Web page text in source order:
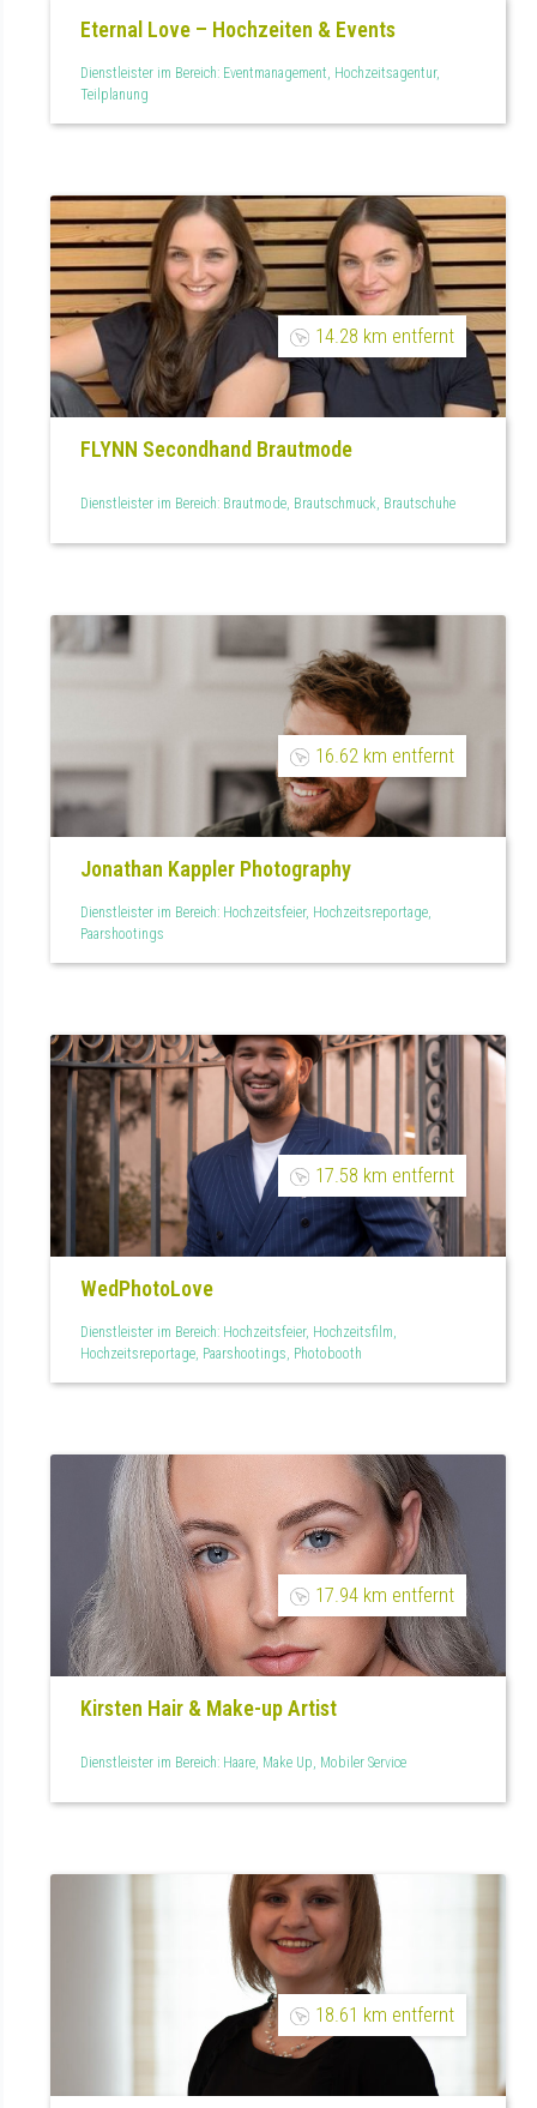
Eternal Love – Hochzeiten & Events
Dienstleister im Bereich: Eventmanagement, Hochzeitsagentur,
Teilplanung
14.28 km entfernt
FLYNN Secondhand Brautmode
Dienstleister im Bereich: Brautmode, Brautschmuck, Brautschuhe
16.62 km entfernt
Jonathan Kappler Photography
Dienstleister im Bereich: Hochzeitsfeier, Hochzeitsreportage,
Paarshootings
17.58 km entfernt
WedPhotoLove
Dienstleister im Bereich: Hochzeitsfeier, Hochzeitsfilm,
Hochzeitsreportage, Paarshootings, Photobooth
17.94 km entfernt
Kirsten Hair & Make-up Artist
Dienstleister im Bereich: Haare, Make Up, Mobiler Service
18.61 km entfernt